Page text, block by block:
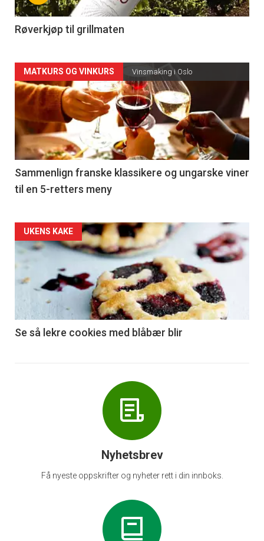
-
4
Røverkjøp til grillmaten
Forsiden
akkurat
nå
-
5
MATKURS OG VINKURS Vinsmaking i Oslo
Sammenlign franske klassikere og ungarske viner
til en 5-retters meny
Forsiden
akkurat
nå
6
UKENS KAKE
Se så lekre cookies med blåbær blir
Nyhetsbrev
Få nyeste oppskrifter og nyheter rett i din innboks.